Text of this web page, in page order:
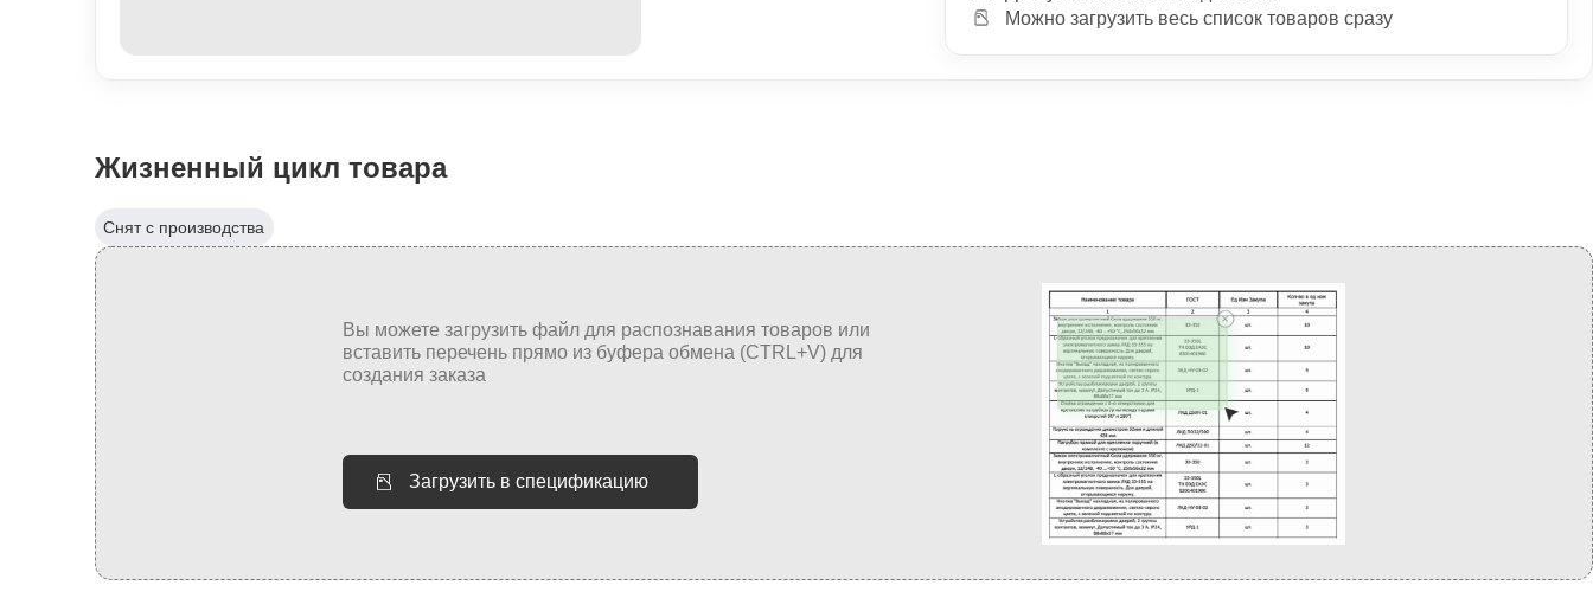
Можно загрузить весь список товаров сразу
Жизненный цикл товара
Снят с производства
Загрузить в спецификацию